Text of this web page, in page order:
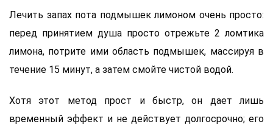
Лечить запах пота подмышек лимоном очень просто:
перед принятием душа просто отрежьте 2 ломтика
лимона, потрите ими область подмышек, массируя в
течение 15 минут, а затем смойте чистой водой.
Хотя этот метод прост и быстр, он дает лишь
временный эффект и не действует долгосрочно; его